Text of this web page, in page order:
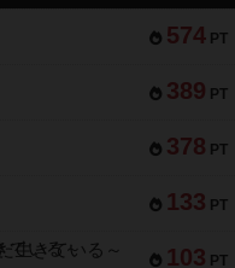
574 PT
389 PT
378 PT
133 PT
103 PT
生きている～